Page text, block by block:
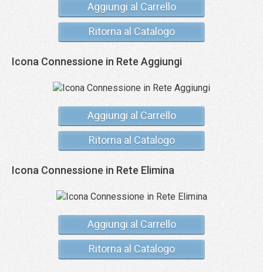
Aggiungi al Carrello
Ritorna al Catalogo
Icona Connessione in Rete Aggiungi
Aggiungi al Carrello
Ritorna al Catalogo
Icona Connessione in Rete Elimina
Aggiungi al Carrello
Ritorna al Catalogo